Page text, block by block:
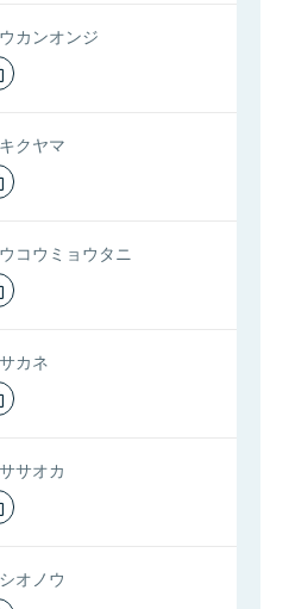
カンオンジ
クヤマ
コウミョウタニ
カネ
サオカ
オノウ